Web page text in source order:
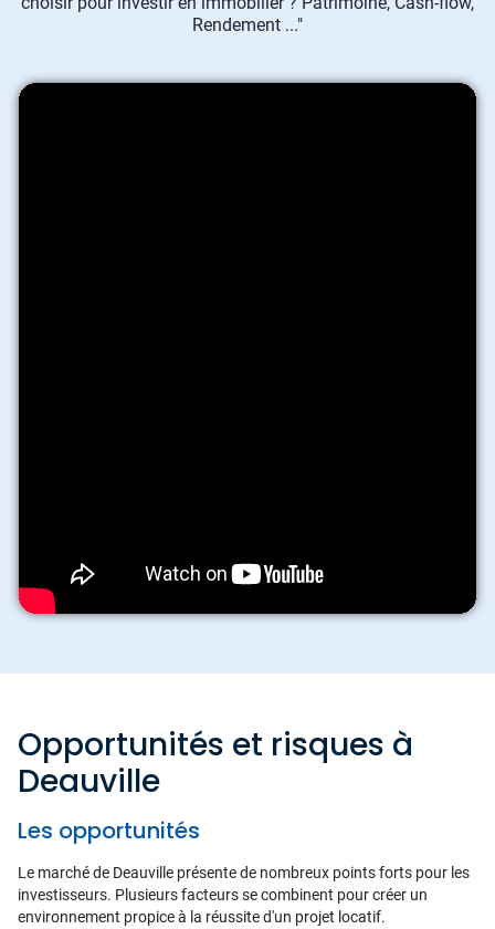
Rendement ..."
Opportunités et risques à
Deauville
Les opportunités
Le marché de Deauville présente de nombreux points forts pour les
investisseurs. Plusieurs facteurs se combinent pour créer un
environnement propice à la réussite d'un projet locatif.